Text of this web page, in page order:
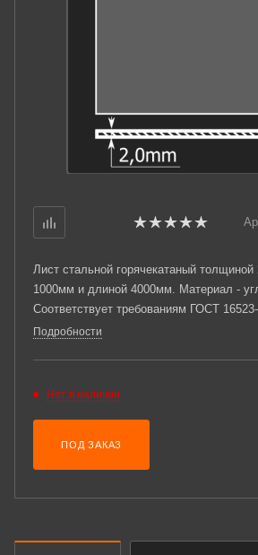
Лист стальной горячекатаный
1000мм и длиной 4000мм. Материал -
Соответствует требованиям ГОСТ
Подробности
Нет в наличии
ПОД ЗАКАЗ